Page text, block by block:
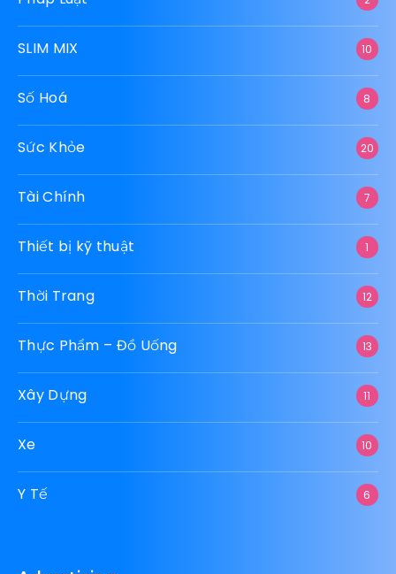
SLIM MIX 10
Số Hoá 8
Sức Khỏe 20
Tài Chính 7
Thiết bị kỹ thuật 1
Thời Trang 12
Thực Phẩm – Đồ Uống 13
Xây Dựng 11
Xe 10
Y Tế 6